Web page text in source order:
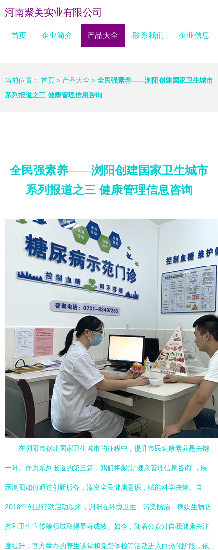
河南聚美实业有限公司
首页 企业简介 产品大全 联系我们 企业信息
当前位置： 首页 > 产品大全 > 全民强素养——浏阳创建国家卫生城市
系列报道之三 健康管理信息咨询
全民强素养——浏阳创建国家卫生城市
系列报道之三 健康管理信息咨询
在浏阳市创建国家卫生城市的征程中，提升市民健康素养是关键
一环。作为系列报道的第三篇，我们将聚焦“健康管理信息咨询”，展
示浏阳如何通过创新服务，激发全民健康意识，赋能科学决策。自
2018年创卫行动启动以来，浏阳在环境卫生、污染防治、病媒生物防
控和卫生宣传等领域取得显著成效。如今，随着公众对自我健康关注
度提升，官方举办的养生讲堂和免费体检等活动进入白热化阶段，依